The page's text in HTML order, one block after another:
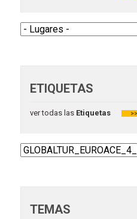
ETIQUETAS
ver todas las Etiquetas >>
TEMAS